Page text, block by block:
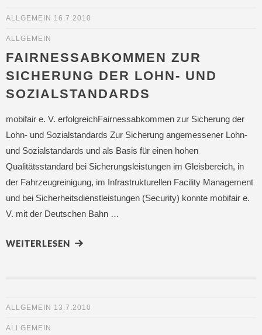
ALLGEMEIN 16.7.2010
ALLGEMEIN
FAIRNESSABKOMMEN ZUR
SICHERUNG DER LOHN- UND
SOZIALSTANDARDS
mobifair e. V. erfolgreichFairnessabkommen zur Sicherung der
Lohn- und Sozialstandards Zur Sicherung angemessener Lohn-
und Sozialstandards und als Basis für einen hohen
Qualitätsstandard bei Sicherungsleistungen im Gleisbereich, in
der Fahrzeugreinigung, im Infrastrukturellen Facility Management
und bei Sicherheitsdienstleistungen (Security) konnte mobifair e.
V. mit der Deutschen Bahn …
WEITERLESEN
ALLGEMEIN 13.7.2010
ALLGEMEIN